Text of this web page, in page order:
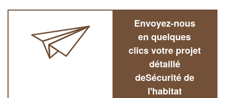
Envoyez-nous
en quelques
clics votre projet
détaillé
deSécurité de
l'habitat